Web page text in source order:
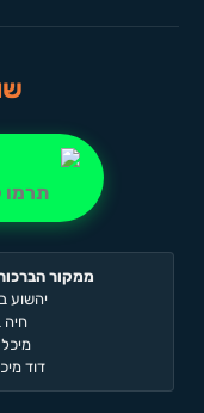
תרמו
ממקור
יהשוע
חיה
דוד